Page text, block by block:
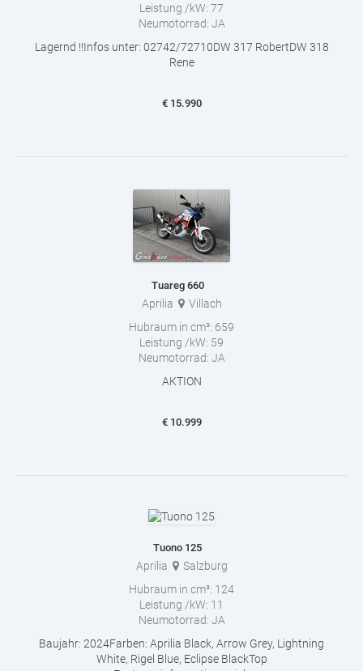
Leistung /kW: 77
Neumotorrad: JA
Lagernd !!Infos unter: 02742/72710DW 317 RobertDW 318
Rene
€ 15.990
Tuareg 660
Aprilia
Villach
Hubraum in cm³: 659
Leistung /kW: 59
Neumotorrad: JA
AKTION
€ 10.999
Tuono 125
Aprilia
Salzburg
Hubraum in cm³: 124
Leistung /kW: 11
Neumotorrad: JA
Baujahr: 2024Farben: Aprilia Black, Arrow Grey, Lightning
White, Rigel Blue, Eclipse BlackTop